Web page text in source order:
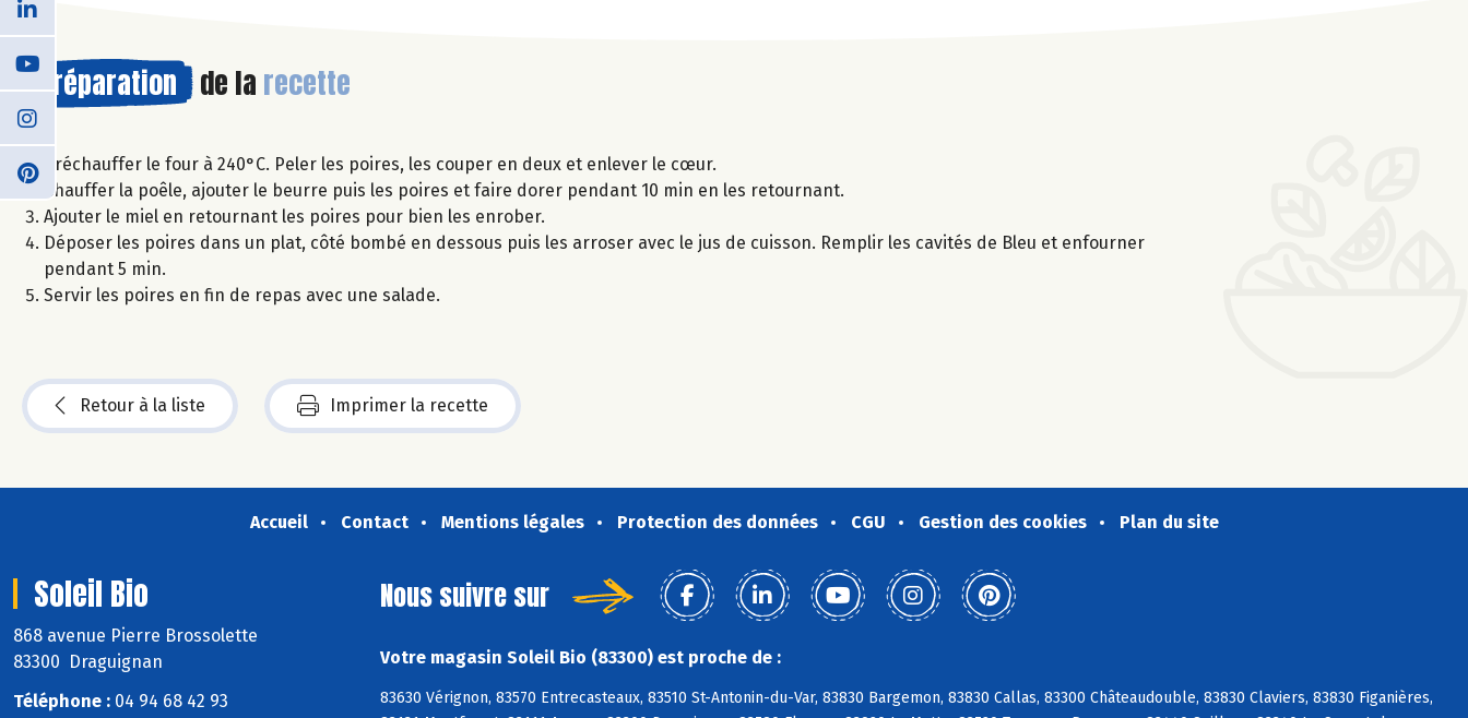
Préparation de la recette
Préchauffer le four à 240°C. Peler les poires, les couper en deux et enlever le cœur.
Chauffer la poêle, ajouter le beurre puis les poires et faire dorer pendant 10 min en les retournant.
Ajouter le miel en retournant les poires pour bien les enrober.
Déposer les poires dans un plat, côté bombé en dessous puis les arroser avec le jus de cuisson. Remplir les cavités de Bleu et enfourner
pendant 5 min.
Servir les poires en fin de repas avec une salade.
Retour à la liste Imprimer la recette
Accueil Contact Mentions légales Protection des données CGU Gestion des cookies Plan du site
Soleil Bio
868 avenue Pierre Brossolette
83300 Draguignan
Téléphone : 04 94 68 42 93
Nous suivre sur
Votre magasin Soleil Bio (83300) est proche de :
83630 Vérignon, 83570 Entrecasteaux, 83510 St-Antonin-du-Var, 83830 Bargemon, 83830 Callas, 83300 Châteaudouble, 83830 Claviers, 83830 Figanières,